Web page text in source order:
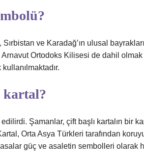
ve Karadağ’ın ulusal
Ortodoks Kilisesi de dahil
kartal?
Şamanlar, çift başlı kartalın bir
Orta Asya Türkleri tarafından
güç ve asaletin sembolleri olarak